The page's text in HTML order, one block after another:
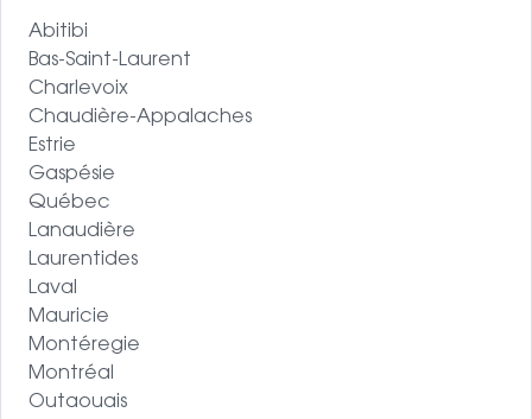
Abitibi
Bas-Saint-Laurent
Charlevoix
Chaudière-Appalaches
Estrie
Gaspésie
Québec
Lanaudière
Laurentides
Laval
Mauricie
Montéregie
Montréal
Outaouais